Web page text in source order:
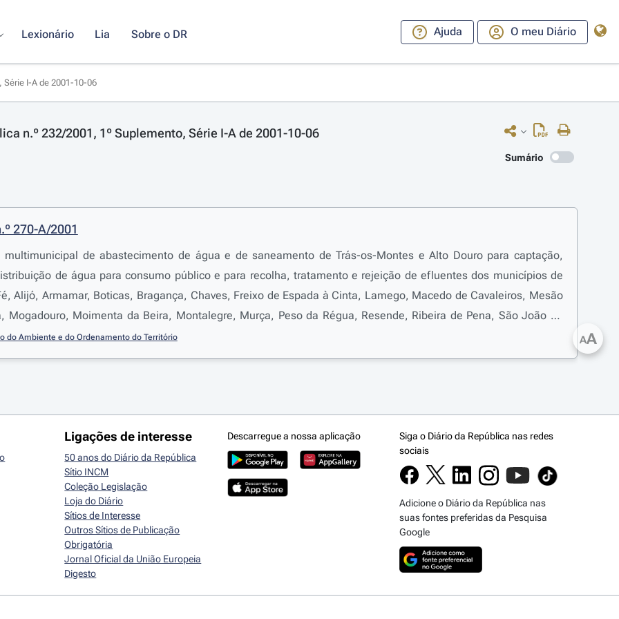
Lexionário Lia Sobre o DR Ajuda O meu Diário
Série I-A de 2001-10-06
n.º 232/2001, 1º Suplemento, Série I-A de 2001-10-06
Sumário
270-A/2001
de abastecimento de água e de saneamento de Trás-os-Montes e Alto Douro para captação,
de água para consumo público e para recolha, tratamento e rejeição de efluentes dos municípios de
Alijó, Armamar, Boticas, Bragança, Chaves, Freixo de Espada à Cinta, Lamego, Macedo de Cavaleiros, Mesão
Mogadouro, Moimenta da Beira, Montalegre, Murça, Peso da Régua, Resende, Ribeira de Pena, São João da
Santa Marta de Penaguião, Sernancelhe, Tabuaço, Tarouca, Torre de Moncorvo, Valpaços, Vila Flor, Vila
Vila Pouca de Aguiar, Vila Real e Vinhais
do Ambiente e do Ordenamento do Território AA
Ligações de interesse
50 anos do Diário da República
Sítio INCM
Coleção Legislação
Loja do Diário
Sítios de Interesse
Outros Sítios de Publicação
Obrigatória
Jornal Oficial da União Europeia
Digesto
Descarregue a nossa aplicação
Siga o Diário da República nas redes
sociais
Adicione o Diário da República nas
suas fontes preferidas da Pesquisa
Google